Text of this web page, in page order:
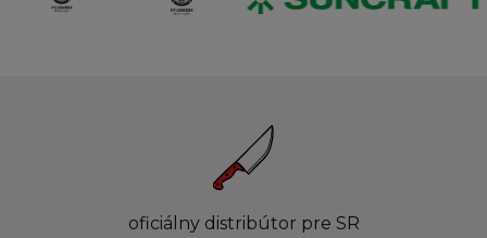
oficiálny distribútor pre SR